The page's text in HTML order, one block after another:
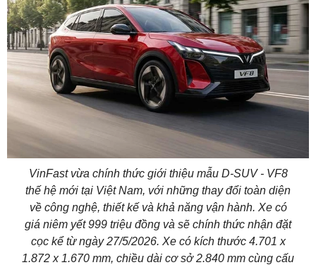
VinFast vừa chính thức giới thiệu mẫu D-SUV - VF8
thế hệ mới tại Việt Nam, với những thay đổi toàn diện
về công nghệ, thiết kế và khả năng vận hành. Xe có
giá niêm yết 999 triệu đồng và sẽ chính thức nhận đặt
cọc kể từ ngày 27/5/2026. Xe có kích thước 4.701 x
1.872 x 1.670 mm, chiều dài cơ sở 2.840 mm cùng cấu